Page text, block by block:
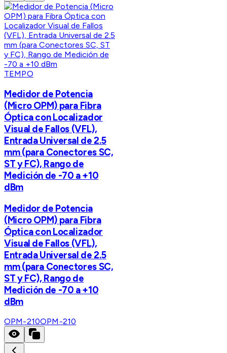
TEMPO
Medidor de Potencia
(Micro OPM) para Fibra
Óptica con Localizador
Visual de Fallos (VFL),
Entrada Universal de 2.5
mm (para Conectores SC,
ST y FC), Rango de
Medición de -70 a +10
dBm
Medidor de Potencia
(Micro OPM) para Fibra
Óptica con Localizador
Visual de Fallos (VFL),
Entrada Universal de 2.5
mm (para Conectores SC,
ST y FC), Rango de
Medición de -70 a +10
dBm
OPM-210OPM-210